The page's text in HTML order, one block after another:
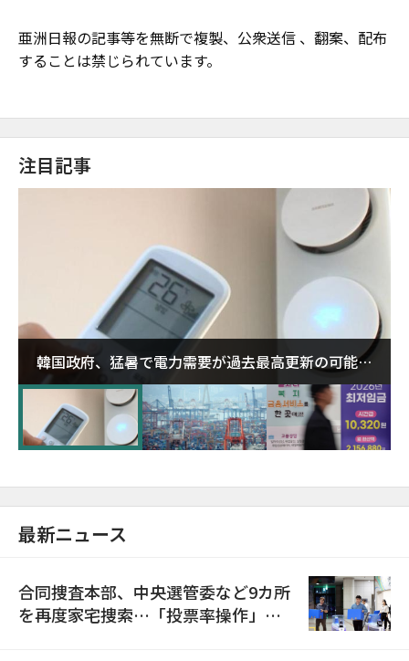
亜洲日報の記事等を無断で複製、公衆送信 、翻案、配布
することは禁じられています。
注目記事
韓国政府、猛暑で電力需要が過去最高更新の可能性
に需給対応体制を点検
最新ニュース
合同捜査本部、中央選管委など9カ所
を再度家宅捜索…「投票率操作」の